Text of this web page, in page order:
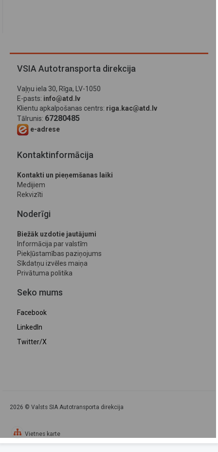
VSIA Autotransporta direkcija
Vaļņu iela 30, Rīga, LV-1050
E-pasts: info@atd.lv
Klientu apkalpošanas centrs: riga.kac@atd.lv
Tālrunis: 67280485
e-adrese
Kontaktinformācija
Kontakti un pieņemšanas laiki
Medijiem
Rekvizīti
Noderīgi
Biežāk uzdotie jautājumi
Informācija par valstīm
Piekļūstamības paziņojums
Sīkdatņu izvēles maiņa
Privātuma politika
Seko mums
Facebook
LinkedIn
Twitter/X
2026 © Valsts SIA Autotransporta direkcija
Vietnes karte